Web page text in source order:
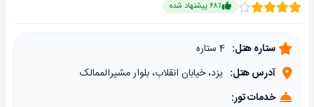
۶۸٪ پیشنهاد شده
ستاره هتل:
آدرس هتل: یزد، خیابان انقلاب، بلوار مشیرالممالک
خدمات تور: